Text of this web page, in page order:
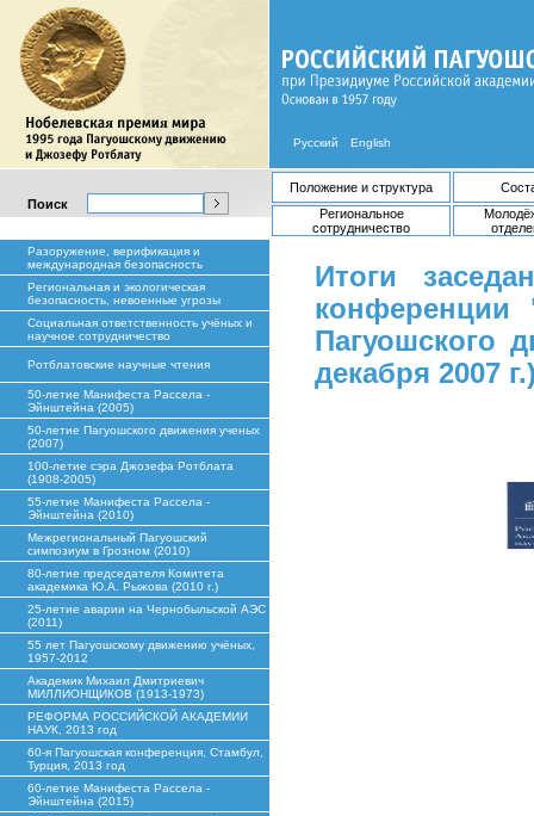
Русский English
Поиск
Положение и структура
Региональное
сотрудничество
Разоружение, верификация и
международная безопасность
Региональная и экологическая
безопасность, невоенные угрозы
Социальная ответственность учёных и
научное сотрудничество
Ротблатовские научные чтения
50-летие Манифеста Рассела -
Эйнштейна (2005)
50-летие Пагуошского движения ученых
(2007)
100-летие сэра Джозефа Ротблата
(1908-2005)
55-летие Манифеста Рассела -
Эйнштейна (2010)
Межрегиональный Пагуошский
симпозиум в Грозном (2010)
80-летие председателя Комитета
академика Ю.А. Рыжова (2010 г.)
25-летие аварии на Чернобыльской АЭС
(2011)
55 лет Пагуошскому движению учёных,
1957-2012
Академик Михаил Дмитриевич
МИЛЛИОНЩИКОВ (1913-1973)
РЕФОРМА РОССИЙСКОЙ АКАДЕМИИ
НАУК, 2013 год
60-я Пагуошская конференция, Стамбул,
Турция, 2013 год
60-летие Манифеста Рассела -
Эйнштейна (2015)
Итоги
Пагуошского
декабря 2007